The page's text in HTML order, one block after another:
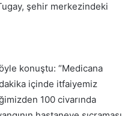
şehir merkezindeki
konuştu: “Medicana
içinde itfaiyemiz
100 civarında